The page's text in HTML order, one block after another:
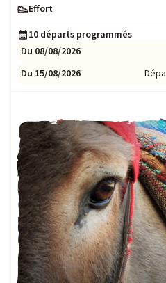
Effort
Niveau : 1
10 départs programmés
Du 08/08/2026
Du 15/08/2026